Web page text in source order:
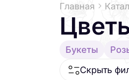
Главная
Букеты
Скрыть